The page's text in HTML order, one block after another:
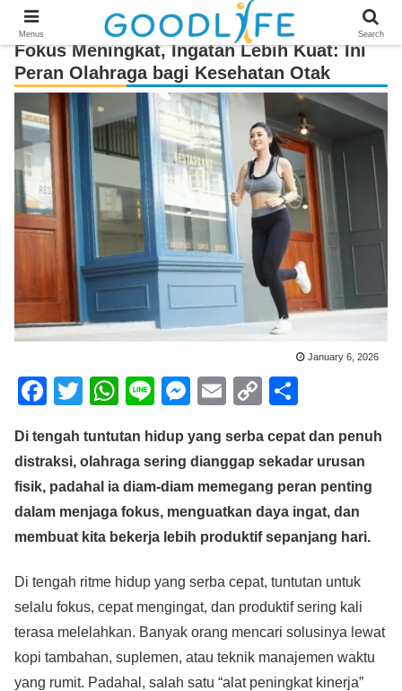
Fokus Meningkat, Ingatan Lebih Kuat: Ini
Peran Olahraga bagi Kesehatan Otak
January 6, 2026
F
c
e
b
o
k
T
tt
er
W
at
s
A
p
Li
e
M
ss
e
n
g
E
ail
C
p
y
Li
n
ar
e
Di tengah tuntutan hidup yang serba cepat dan penuh
distraksi, olahraga sering dianggap sekadar urusan
fisik, padahal ia diam-diam memegang peran penting
dalam menjaga fokus, menguatkan daya ingat, dan
membuat kita bekerja lebih produktif sepanjang hari.
Di tengah ritme hidup yang serba cepat, tuntutan untuk
selalu fokus, cepat mengingat, dan produktif sering kali
terasa melelahkan. Banyak orang mencari solusinya lewat
kopi tambahan, suplemen, atau teknik manajemen waktu
yang rumit. Padahal, salah satu “alat peningkat kinerja”
Menus Search